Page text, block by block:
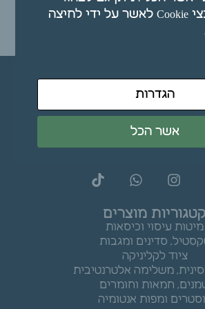
קטגוריות מוצרים
מיטות עיסוי וכיסאות
סדינים ומגבות
ציוד לקליניקה
משלימה אלטרנטיבית
חמאות וחומרים
ומפות אנטומיה
אילו סוגי קובצי Cookie לאשר על ידי לחיצה
הגדרות
אשר הכל